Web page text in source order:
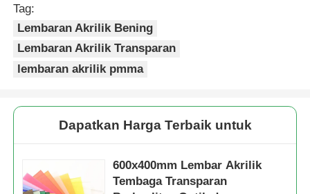
Tag:
Lembaran Akrilik Bening
Lembaran Akrilik Transparan
lembaran akrilik pmma
Dapatkan Harga Terbaik untuk
600x400mm Lembar Akrilik
Tembaga Transparan